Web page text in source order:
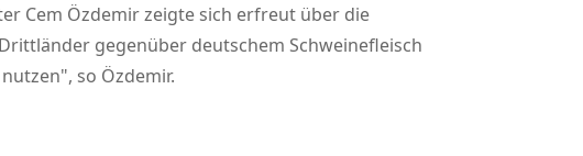
Cem Özdemir zeigte sich erfreut über die
gegenüber deutschem Schweinefleisch
, so Özdemir.